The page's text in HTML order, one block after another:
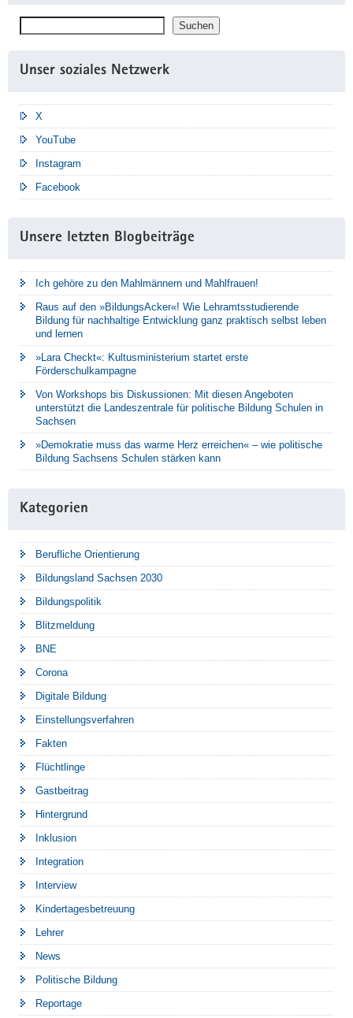
Suchen
Unser soziales Netzwerk
X
YouTube
Instagram
Facebook
Unsere letzten Blogbeiträge
Ich gehöre zu den Mahlmännern und Mahlfrauen!
Raus auf den »BildungsAcker«! Wie Lehramtsstudierende
Bildung für nachhaltige Entwicklung ganz praktisch selbst leben
und lernen
»Lara Checkt«: Kultusministerium startet erste
Förderschulkampagne
Von Workshops bis Diskussionen: Mit diesen Angeboten
unterstützt die Landeszentrale für politische Bildung Schulen in
Sachsen
»Demokratie muss das warme Herz erreichen« – wie politische
Bildung Sachsens Schulen stärken kann
Kategorien
Berufliche Orientierung
Bildungsland Sachsen 2030
Bildungspolitik
Blitzmeldung
BNE
Corona
Digitale Bildung
Einstellungsverfahren
Fakten
Flüchtlinge
Gastbeitrag
Hintergrund
Inklusion
Integration
Interview
Kindertagesbetreuung
Lehrer
News
Politische Bildung
Reportage